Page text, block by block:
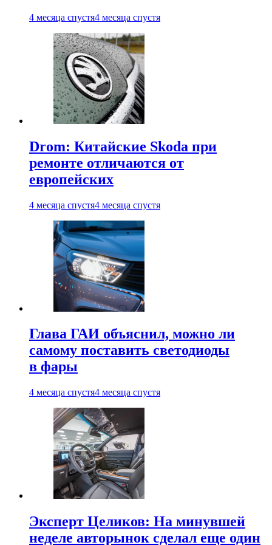
4 месяца спустя4 месяца спустя
Drom: Китайские Skoda при
ремонте отличаются от
европейских
4 месяца спустя4 месяца спустя
Глава ГАИ объяснил, можно ли
самому поставить светодиоды
в фары
4 месяца спустя4 месяца спустя
Эксперт Целиков: На минувшей
неделе авторынок сделал еще один